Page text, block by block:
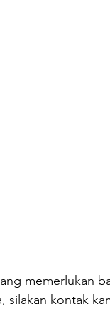
memerlukan
silakan kontak